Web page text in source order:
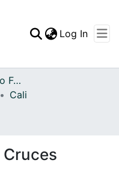
Statistics
Log In
Archivo del Patrimonio Fotográfico y Fílmico del Valle del Cauca
Cali